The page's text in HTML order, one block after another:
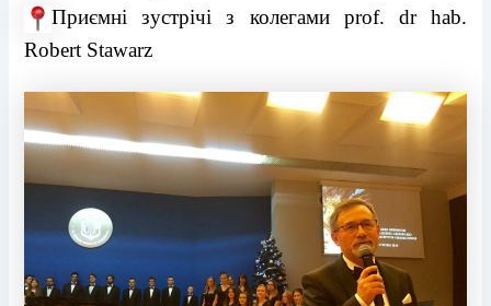
Приємні зустрічі з колегами prof. dr hab.
Robert Stawarz